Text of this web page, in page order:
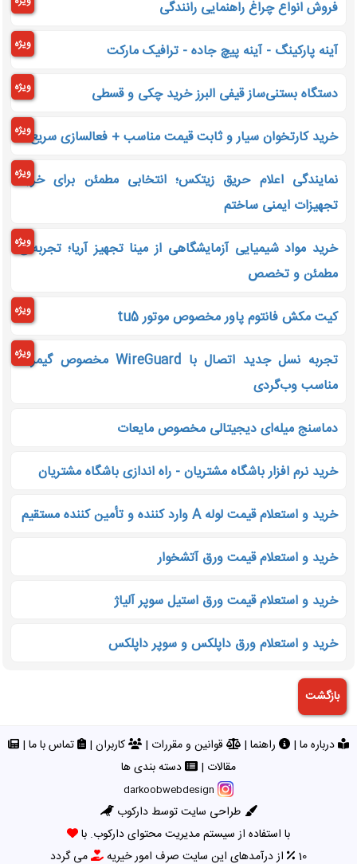
فروش انواع چراغ راهنمایی رانندگی
آینه پارکینگ - آینه پیچ جاده - ترافیک مارکت ویژه
دستگاه بستنی‌ساز قیفی البرز خرید چکی و قسطی ویژه
خرید کارتخوان سیار و ثابت قیمت مناسب + فعالسازی سریعویژه
نمایندگی اعلام حریق زیتکس؛ انتخابی مطمئن برای خرید
تجهیزات ایمنی ساختم
ویژه
خرید مواد شیمیایی آزمایشگاهی از مینا تجهیز آریا؛ تجربه‌ای
مطمئن و تخصص
ویژه
کیت مکش فانتوم پاور مخصوص موتور tu5 ویژه
تجربه نسل جدید اتصال با WireGuard مخصوص گیمرها
مناسب وب‌گردی
ویژه
دماسنج میله‌ای دیجیتالی مخصوص مایعات
خرید نرم افزار باشگاه مشتریان - راه اندازی باشگاه مشتریان
خرید و استعلام قیمت لوله A وارد کننده و تأمین ‌کننده مستقیم
خرید و استعلام قیمت ورق آتشخوار
خرید و استعلام قیمت ورق استیل سوپر آلیاژ
خرید و استعلام ورق داپلکس و سوپر داپلکس
درباره ما | راهنما | قوانین و مقررات | کاربران | تماس با ما|
مقالات | دسته بندی ها
darkoobwebdesign
طراحی سایت توسط دارکوب
با استفاده از سیستم مدیریت محتوای دارکوب. با
10
از درآمدهای این سایت صرف امور خیریه می گردد